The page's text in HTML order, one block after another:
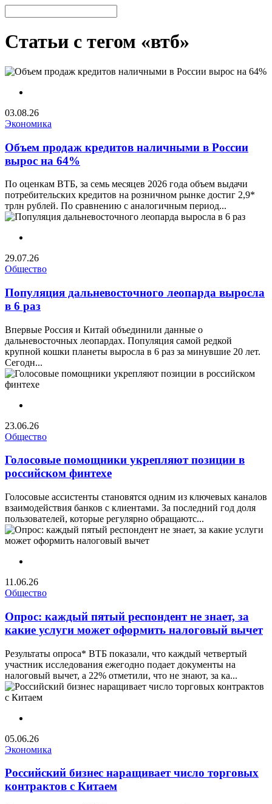
Статьи с тегом «втб»
03.08.26
Экономика
Объем продаж кредитов наличными в России
вырос на 64%
По оценкам ВТБ, за семь месяцев 2026 года объем выдачи
потребительских кредитов на розничном рынке достиг 2,9*
трлн рублей. По сравнению с аналогичным период...
29.07.26
Общество
Популяция дальневосточного леопарда выросла
в 6 раз
Впервые Россия и Китай объединили данные о
дальневосточных леопардах. Популяция самой редкой
крупной кошки планеты выросла в 6 раз за минувшие 20 лет.
Сегодн...
23.06.26
Общество
Голосовые помощники укрепляют позиции в
российском финтехе
Голосовые ассистенты становятся одним из ключевых каналов
взаимодействия банков с клиентами. За последний год доля
пользователей, которые регулярно обращаютс...
11.06.26
Общество
Опрос: каждый пятый респондент не знает, за
какие услуги может оформить налоговый вычет
Результаты опроса* ВТБ показали, что каждый четвертый
участник исследования ежегодно подает документы на
налоговый вычет, а 22% отметили, что не знают, за ка...
05.06.26
Экономика
Российский бизнес наращивает число торговых
контрактов с Китаем